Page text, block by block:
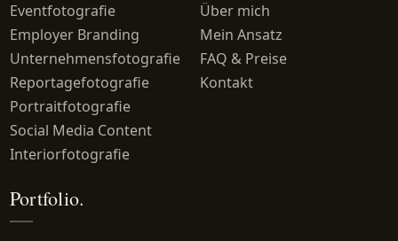
Eventfotografie
Employer Branding
Unternehmensfotografie
Reportagefotografie
Portraitfotografie
Social Media Content
Interiorfotografie
Über mich
Mein Ansatz
FAQ & Preise
Kontakt
Portfolio.